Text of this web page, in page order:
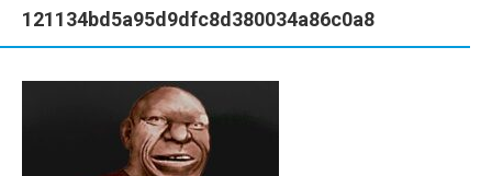
121134bd5a95d9dfc8d380034a86c0a8